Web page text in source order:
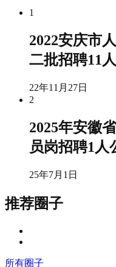
1
2022安庆市
二批招聘11
22年11月27日
2
2025年安徽
员岗招聘1人
25年7月1日
推荐圈子
所有圈子